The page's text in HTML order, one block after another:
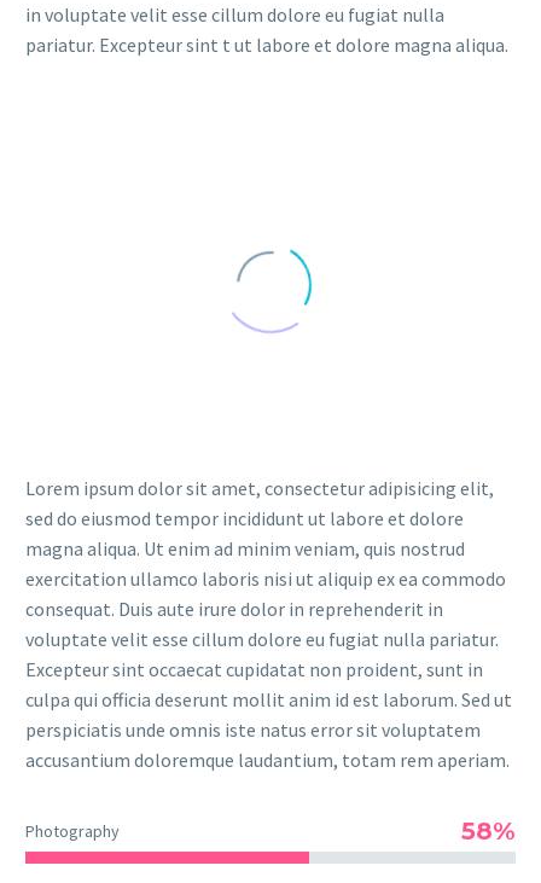
in voluptate velit esse cillum dolore eu fugiat nulla
pariatur. Excepteur sint t ut labore et dolore magna aliqua.
Lorem ipsum dolor sit amet, consectetur adipisicing elit,
sed do eiusmod tempor incididunt ut labore et dolore
magna aliqua. Ut enim ad minim veniam, quis nostrud
exercitation ullamco laboris nisi ut aliquip ex ea commodo
consequat. Duis aute irure dolor in reprehenderit in
voluptate velit esse cillum dolore eu fugiat nulla pariatur.
Excepteur sint occaecat cupidatat non proident, sunt in
culpa qui officia deserunt mollit anim id est laborum. Sed ut
perspiciatis unde omnis iste natus error sit voluptatem
accusantium doloremque laudantium, totam rem aperiam.
Photography 58%